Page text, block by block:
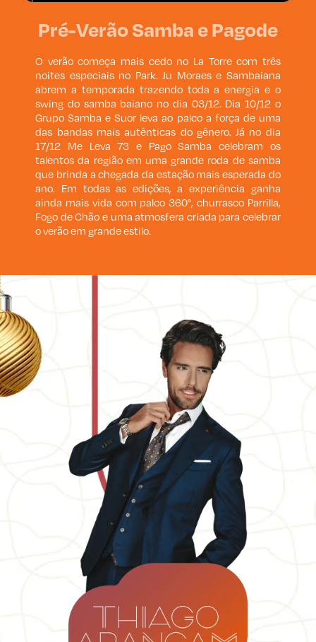
Pré-Verão Samba e Pagode
O verão começa mais cedo no La Torre com três
noites especiais no Park. Ju Moraes e Sambaiana
abrem a temporada trazendo toda a energia e o
swing do samba baiano no dia 03/12. Dia 10/12 o
Grupo Samba e Suor leva ao palco a força de uma
das bandas mais autênticas do gênero. Já no dia
17/12 Me Leva 73 e Pago Samba celebram os
talentos da região em uma grande roda de samba
que brinda a chegada da estação mais esperada do
ano. Em todas as edições, a experiência ganha
ainda mais vida com palco 360°, churrasco Parrilla,
Fogo de Chão e uma atmosfera criada para celebrar
o verão em grande estilo.